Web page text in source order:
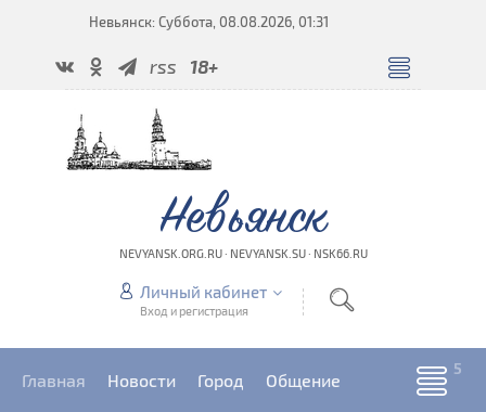
Невьянск: Суббота, 08.08.2026, 01:31
rss 18+
Невьянск
NEVYANSK.ORG.RU · NEVYANSK.SU · NSK66.RU
Личный кабинет
Вход и регистрация
Главная Новости Город Общение